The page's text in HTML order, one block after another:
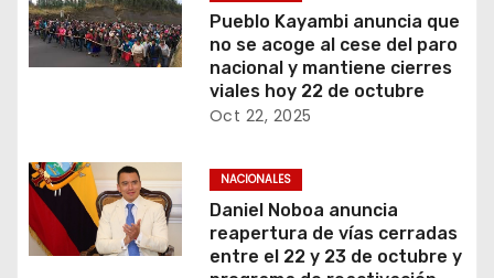
Pueblo Kayambi anuncia que
no se acoge al cese del paro
nacional y mantiene cierres
viales hoy 22 de octubre
Oct 22, 2025
NACIONALES
Daniel Noboa anuncia
reapertura de vías cerradas
entre el 22 y 23 de octubre y